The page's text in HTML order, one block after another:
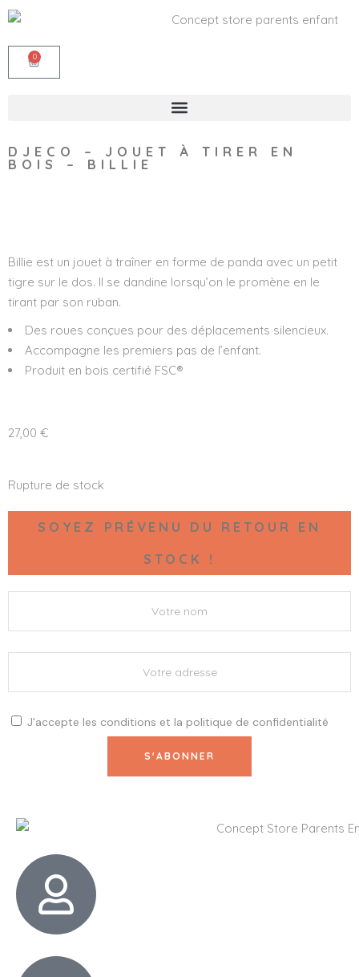
0
DJECO – JOUET À TIRER EN
BOIS – BILLIE
Billie est un jouet à traîner en forme de panda avec un petit
tigre sur le dos. Il se dandine lorsqu’on le promène en le
tirant par son ruban.
Des roues conçues pour des déplacements silencieux.
Accompagne les premiers pas de l’enfant.
Produit en bois certifié FSC®
27,00 €
Rupture de stock
SOYEZ PRÉVENU DU RETOUR EN
STOCK !
J'accepte les conditions et la politique de confidentialité